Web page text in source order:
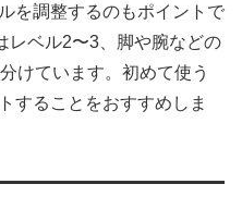
を調整するのもポイントで
レベル2〜3、脚や腕などの
けています。初めて使う
することをおすすめしま